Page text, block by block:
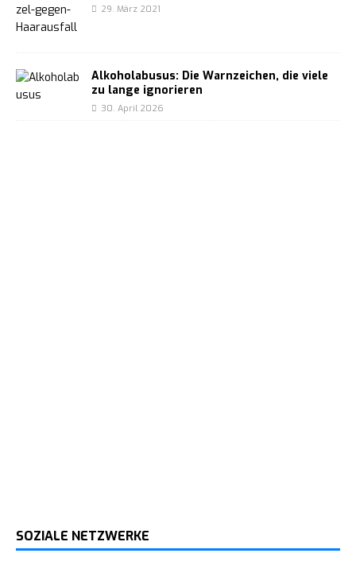
29. März 2021
Alkoholabusus: Die Warnzeichen, die viele
zu lange ignorieren
30. April 2026
SOZIALE NETZWERKE